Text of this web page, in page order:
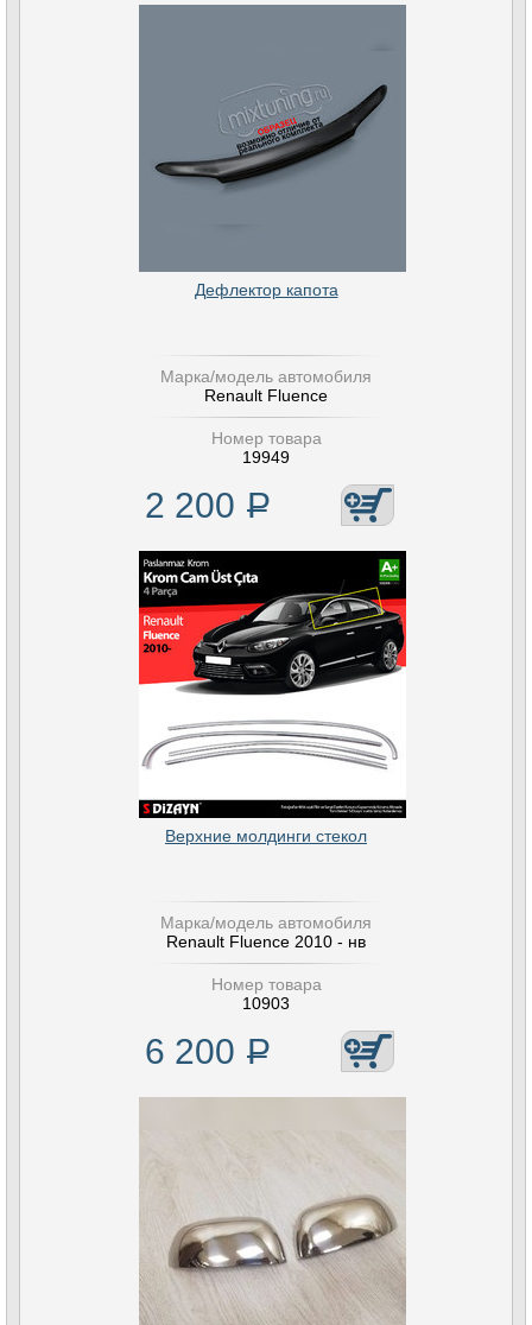
Дефлектор капота
Марка/модель автомобиля
Renault Fluence
Номер товара
19949
2 200 Р
Верхние молдинги стекол
Марка/модель автомобиля
Renault Fluence 2010 - нв
Номер товара
10903
6 200 Р